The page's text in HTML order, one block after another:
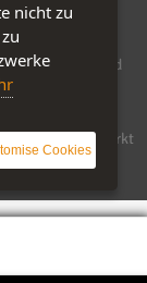
Rechte
Namen und
Unser Portal
Software by IQ-Markt
nicht zu
Cookies